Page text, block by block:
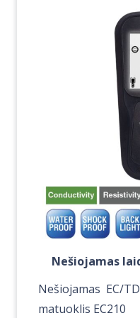
Nešiojamas
Nešiojamas EC/
matuoklis EC210